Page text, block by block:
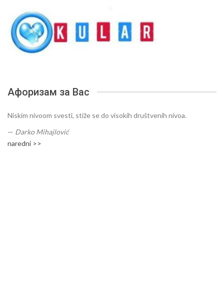
Афоризам за Вас
Niskim nivoom svesti, stiže se do visokih društvenih nivoa.
— Darko Mihajlović
naredni >>